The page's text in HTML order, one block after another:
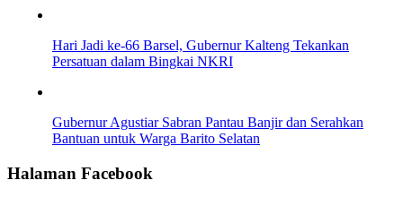
Hari Jadi ke-66 Barsel, Gubernur Kalteng Tekankan
Persatuan dalam Bingkai NKRI
Gubernur Agustiar Sabran Pantau Banjir dan Serahkan
Bantuan untuk Warga Barito Selatan
Halaman Facebook